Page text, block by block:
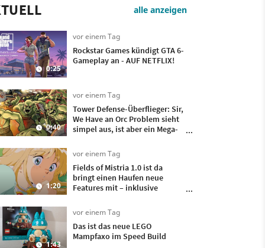
alle anzeigen
0:25
vor einem Tag
Rockstar Games kündigt GTA 6-
Gameplay an - AUF NETFLIX!
0:40
vor einem Tag
Tower Defense-Überflieger: Sir,
We Have an Orc Problem sieht
simpel aus, ist aber ein Mega-
1:20
vor einem Tag
Fields of Mistria 1.0 ist da
bringt einen Haufen neue
Features mit – inklusive
1:43
vor einem Tag
Das ist das neue LEGO
Mampfaxo im Speed Build